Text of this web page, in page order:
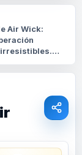
Air Wick:
irresistibles.